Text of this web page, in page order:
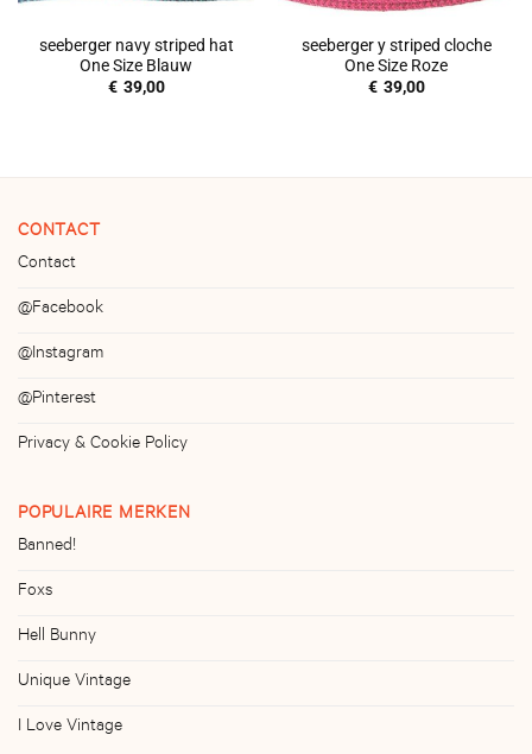
seeberger navy striped hat
One Size Blauw
€ 39,00
seeberger y striped cloche
One Size Roze
€ 39,00
CONTACT
Contact
@Facebook
@Instagram
@Pinterest
Privacy & Cookie Policy
POPULAIRE MERKEN
Banned!
Foxs
Hell Bunny
Unique Vintage
I Love Vintage